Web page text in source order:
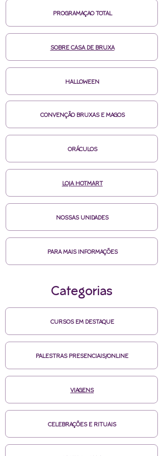
PROGRAMAÇAO TOTAL
SOBRE CASA DE BRUXA
HALLOWEEN
CONVENÇÃO BRUXAS E MAGOS
ORÁCULOS
LOJA HOTMART
NOSSAS UNIDADES
PARA MAIS INFORMAÇÕES
Categorias
CURSOS EM DESTAQUE
PALESTRAS PRESENCIAIS/ONLINE
VIAGENS
CELEBRAÇÕES E RITUAIS